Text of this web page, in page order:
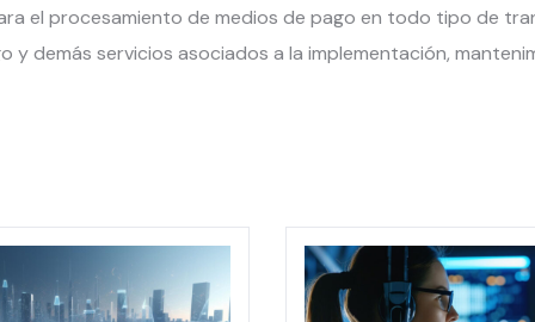
el procesamiento de medios de pago en todo tipo de
y demás servicios asociados a la implementación,